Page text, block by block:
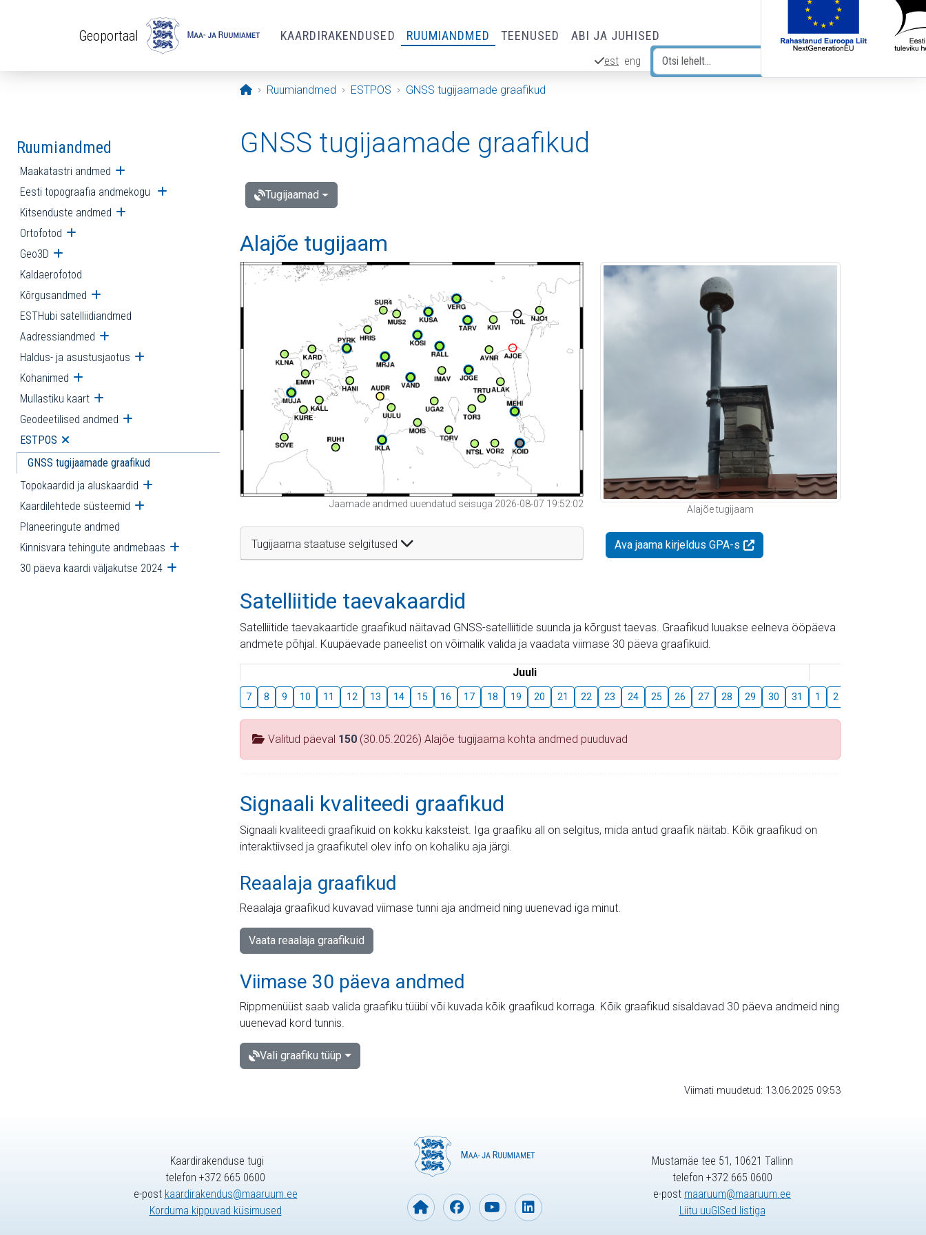
Geoportaal KAARDIRAKENDUSED RUUMIANDMED TEENUSED ABI JA JUHISED
est eng
Avaleht
Ruumiandmed ESTPOS GNSS tugijaamade graafikud
Ruumiandmed
Maakatastri andmed Ava alammenüü
Eesti topograafia andmekogu Ava alammenüü
Kitsenduste andmed Ava alammenüü
Ortofotod Ava alammenüü
Geo3D Ava alammenüü
Kaldaerofotod
Kõrgusandmed Ava alammenüü
ESTHubi satelliidiandmed
Aadressiandmed Ava alammenüü
Haldus- ja asustusjaotus Ava alammenüü
Kohanimed Ava alammenüü
Mullastiku kaart Ava alammenüü
Geodeetilised andmed Ava alammenüü
ESTPOS Ava alammenüü
GNSS tugijaamade graafikud
Topokaardid ja aluskaardid Ava alammenüü
Kaardilehtede süsteemid Ava alammenüü
Planeeringute andmed
Kinnisvara tehingute andmebaas Ava alammenüü
30 päeva kaardi väljakutse 2024 Ava alammenüü
GNSS tugijaamade graafikud
Tugijaamad
Alajõe tugijaam
Jaamade andmed uuendatud seisuga 2026-08-07 19:52:02
Tugijaama staatuse selgitused
Alajõe tugijaam
Ava jaama kirjeldus GPA-s
Satelliitide taevakaardid
Satelliitide taevakaartide graafikud näitavad GNSS-satelliitide suunda ja kõrgust taevas. Graafikud luuakse eelneva ööpäeva
andmete põhjal. Kuupäevade paneelist on võimalik valida ja vaadata viimase 30 päeva graafikuid.
Juuli
7 8 9 10 11 12 13 14 15 16 17 18 19 20 21 22 23 24 25 26 27 28 29 30 31 1 2
Valitud päeval 150 (30.05.2026) Alajõe tugijaama kohta andmed puuduvad
Signaali kvaliteedi graafikud
Signaali kvaliteedi graafikuid on kokku kaksteist. Iga graafiku all on selgitus, mida antud graafik näitab. Kõik graafikud on
interaktiivsed ja graafikutel olev info on kohaliku aja järgi.
Reaalaja graafikud
Reaalaja graafikud kuvavad viimase tunni aja andmeid ning uuenevad iga minut.
Vaata reaalaja graafikuid
Viimase 30 päeva andmed
Rippmenüüst saab valida graafiku tüübi või kuvada kõik graafikud korraga. Kõik graafikud sisaldavad 30 päeva andmeid ning
uuenevad kord tunnis.
Vali graafiku tüüp
Viimati muudetud: 13.06.2025 09:53
Kaardirakenduse tugi
telefon +372 665 0600
e-post kaardirakendus@maaruum.ee
Korduma kippuvad küsimused
Mustamäe tee 51, 10621 Tallinn
telefon +372 665 0600
e-post maaruum@maaruum.ee
Liitu uuGISed listiga